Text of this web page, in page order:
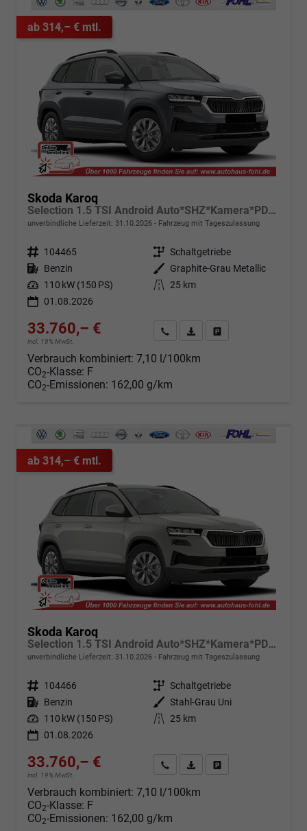
ab 314,– € mtl.
Skoda Karoq
Selection 1.5 TSI Android Auto*SHZ*Kamera*PDC v/h*Klimaauto*SUNSET*LED
unverbindliche Lieferzeit: 31.10.2026 Fahrzeug mit Tageszulassung
Fahrzeugnr. 104465 Getriebe Schaltgetriebe
Kraftstoff Benzin Außenfarbe
Graphite-Grau Metallic
Leistung 110 kW (150 PS) Kilometerstand 25 km
01.08.2026
33.760,– €
incl. 19% MwSt.
Angebot anfordern
Fahrzeugexpose (PDF)
Verbrauch kombiniert: 7,10 l/100km
CO2-Klasse: F
CO2-Emissionen: 162,00 g/km
ab 314,– € mtl.
Skoda Karoq
Selection 1.5 TSI Android Auto*SHZ*Kamera*PDC v/h*Klimaauto*SUNSET*LED
unverbindliche Lieferzeit: 31.10.2026 Fahrzeug mit Tageszulassung
Fahrzeugnr. 104466 Getriebe Schaltgetriebe
Kraftstoff Benzin Außenfarbe Stahl-Grau Uni
Leistung 110 kW (150 PS) Kilometerstand 25 km
01.08.2026
33.760,– €
incl. 19% MwSt.
Angebot anfordern
Fahrzeugexpose (PDF)
Verbrauch kombiniert: 7,10 l/100km
CO2-Klasse: F
CO2-Emissionen: 162,00 g/km